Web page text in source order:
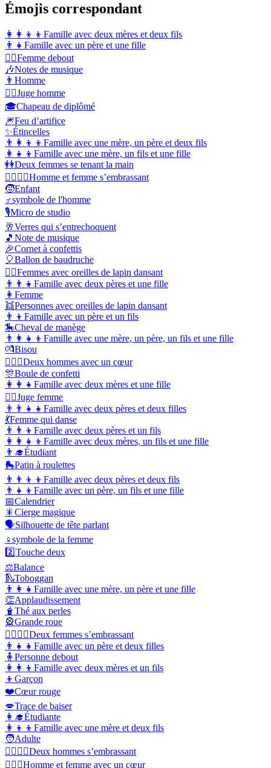
Émojis correspondant
👩‍👩‍👦‍👦 Famille avec deux mères et deux fils
👨‍👧 Famille avec un père et une fille
🧍‍♀️Femme debout
🎶Notes de musique
👨 Homme
👨‍⚖️Juge homme
🎓Chapeau de diplômé
🎆Feu d’artifice
✨Étincelles
👨‍👩‍👦‍👦 Famille avec une mère, un père et deux fils
👩‍👧‍👦 Famille avec une mère, un fils et une fille
👭Deux femmes se tenant la main
👩‍❤️‍💋‍👨Homme et femme s’embrassant
🧒Enfant
♂️symbole de l'homme
🎙️Micro de studio
🥂Verres qui s’entrechoquent
🎵 Note de musique
🎉Cornet à confettis
🎈Ballon de baudruche
👯‍♀️Femmes avec oreilles de lapin dansant
👨‍👨‍👧 Famille avec deux pères et une fille
👩 Femme
👯Personnes avec oreilles de lapin dansant
👨‍👦 Famille avec un père et un fils
🎠Cheval de manège
👨‍👩‍👧‍👦 Famille avec une mère, un père, un fils et une fille
💏Bisou
👨‍❤️‍👨Deux hommes avec un cœur
🎊Boule de confetti
👩‍👩‍👧 Famille avec deux mères et une fille
👩‍⚖️Juge femme
👨‍👨‍👧‍👧 Famille avec deux pères et deux filles
💃Femme qui danse
👨‍👨‍👦 Famille avec deux pères et un fils
👩‍👩‍👧‍👦 Famille avec deux mères, un fils et une fille
👨‍🎓Étudiant
🛼Patin à roulettes
👨‍👨‍👦‍👦 Famille avec deux pères et deux fils
👨‍👧‍👦 Famille avec un père, un fils et une fille
📅Calendrier
🎇 Cierge magique
🗣️Silhouette de tête parlant
♀️symbole de la femme
2️⃣Touche deux
⚖️Balance
🛝Toboggan
👨‍👩‍👧 Famille avec une mère, un père et une fille
👏Applaudissement
🧋 Thé aux perles
🎡Grande roue
👩‍❤️‍💋‍👩Deux femmes s’embrassant
👨‍👧‍👧 Famille avec un père et deux filles
🧍 Personne debout
👩‍👩‍👦 Famille avec deux mères et un fils
👦 Garçon
❤️Cœur rouge
💋Trace de baiser
👩‍🎓Étudiante
👩‍👦‍👦 Famille avec une mère et deux fils
🧑Adulte
👨‍❤️‍💋‍👨Deux hommes s’embrassant
👩‍❤️‍👨Homme et femme avec un cœur